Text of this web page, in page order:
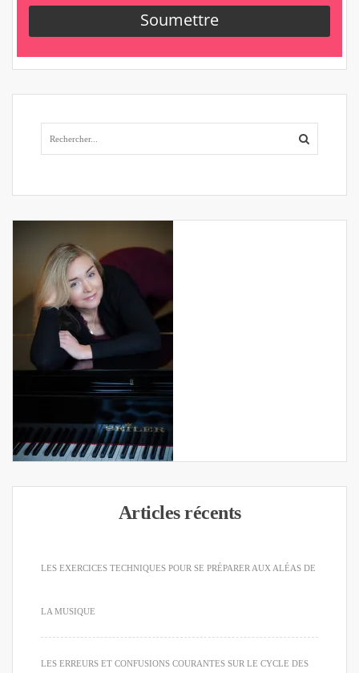
Articles récents
LES EXERCICES TECHNIQUES POUR SE PRÉPARER AUX ALÉAS DE
LA MUSIQUE
LES ERREURS ET CONFUSIONS COURANTES SUR LE CYCLE DES